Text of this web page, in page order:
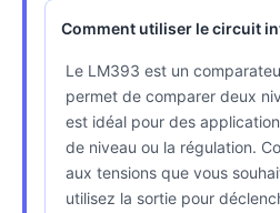
Comment utiliser le circuit
Le LM393 est un
permet de comparer deux
est idéal pour des
de niveau ou la régulation.
aux tensions que vous
utilisez la sortie pour